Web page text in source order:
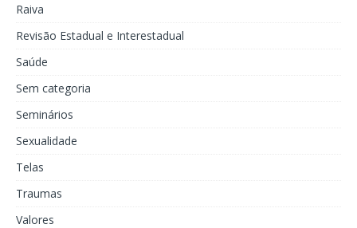
Raiva
Revisão Estadual e Interestadual
Saúde
Sem categoria
Seminários
Sexualidade
Telas
Traumas
Valores